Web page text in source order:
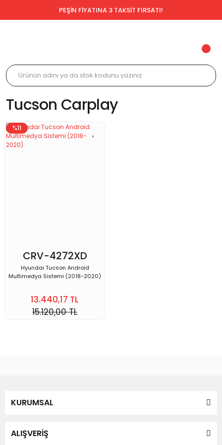
PEŞİN FİYATINA 3 TAKSİT FIRSATI!
Tucson Carplay
%11
CRV-4272XD
Hyundai Tucson Android
Multimedya Sistemi (2018-2020)
13.440,17 TL
15.120,00 TL
KURUMSAL
ALIŞVERİŞ